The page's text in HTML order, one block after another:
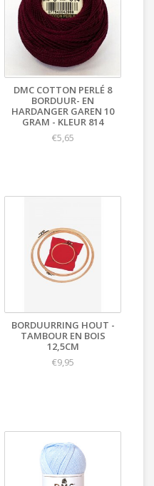
DMC COTTON PERLÉ 8
BORDUUR- EN
HARDANGER GAREN 10
GRAM - KLEUR 814
€5,65
BORDUURRING HOUT -
TAMBOUR EN BOIS
12,5CM
€9,95